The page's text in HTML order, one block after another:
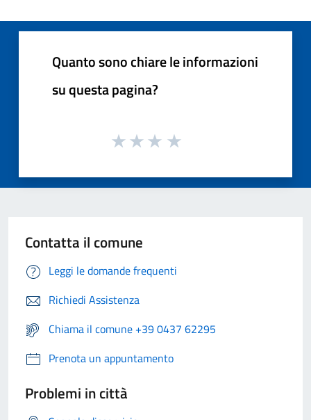
Quanto sono chiare le informazioni
su questa pagina?
Contatta il comune
Leggi le domande frequenti
Richiedi Assistenza
Chiama il comune +39 0437 62295
Prenota un appuntamento
Problemi in città